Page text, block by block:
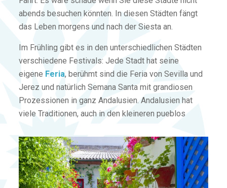
abends besuchen könnten. In diesen Städten fängt
das Leben morgens und nach der Siesta an.
Im Frühling gibt es in den unterschiedlichen Städten
verschiedene Festivals: Jede Stadt hat seine
eigene Feria, berühmt sind die Feria von Sevilla und
Jerez und natürlich Semana Santa mit grandiosen
Prozessionen in ganz Andalusien. Andalusien hat
viele Traditionen, auch in den kleineren pueblos